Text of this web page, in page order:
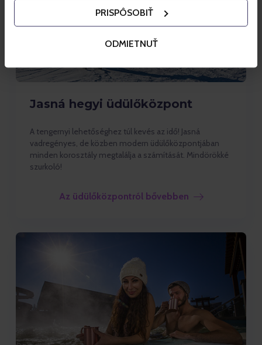
PRISPÔSOBIŤ
ODMIETNUŤ
Jasná hegyi üdülőközpont
A tengernyi lehetőséghez túl kevés az idő! Jasná
vadregényes, de közben modern üdülőközpontjában
minden korosztály megtalálja a számítását. Mindörökké
szurkoló!
Az üdülőközpontról bővebben